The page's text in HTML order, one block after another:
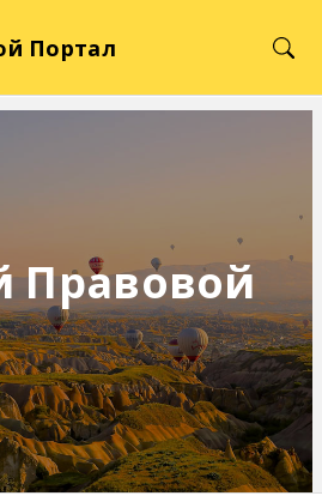
Портал
Правовой